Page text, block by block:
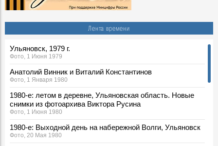
Лента времени
Ульяновск, 1979 г.
Фото, 1 Июня 1979
Анатолий Винник и Виталий Константинов
Фото, 1 Января 1980
1980-е: летом в деревне, Ульяновская область. Новые
снимки из фотоархива Виктора Русина
Фото, 1 Июня 1980
1980-е: Выходной день на набережной Волги, Ульяновск
Фото, 20 Мая 1980